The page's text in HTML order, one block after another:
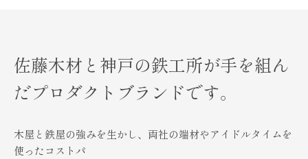
佐藤木材と神戸の鉄工所が手を組ん
だプロダクトブランドです。
木屋と鉄屋の強みを生かし、両社の端材やアイドルタイムを
使ったコストパ